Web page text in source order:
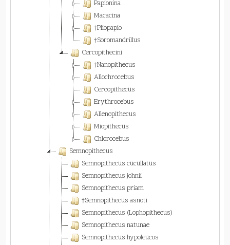
Papionina
Macacina
†Pliopapio
†Soromandrillus
Cercopithecini
†Nanopithecus
Allochrocebus
Cercopithecus
Erythrocebus
Allenopithecus
Miopithecus
Chlorocebus
Semnopithecus
Semnopithecus cucullatus
Semnopithecus johnii
Semnopithecus priam
†Semnopithecus asnoti
Semnopithecus (Lophopithecus)
Semnopithecus natunae
Semnopithecus hypoleucos